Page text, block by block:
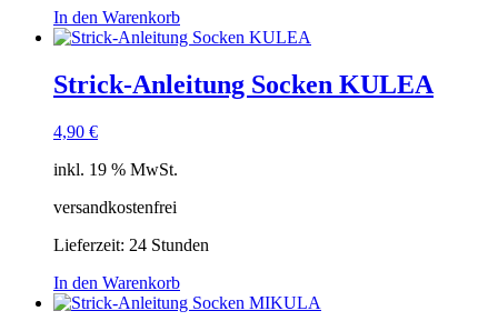
In den Warenkorb
Strick-Anleitung Socken KULEA
4,90 €
inkl. 19 % MwSt.
versandkostenfrei
Lieferzeit: 24 Stunden
In den Warenkorb